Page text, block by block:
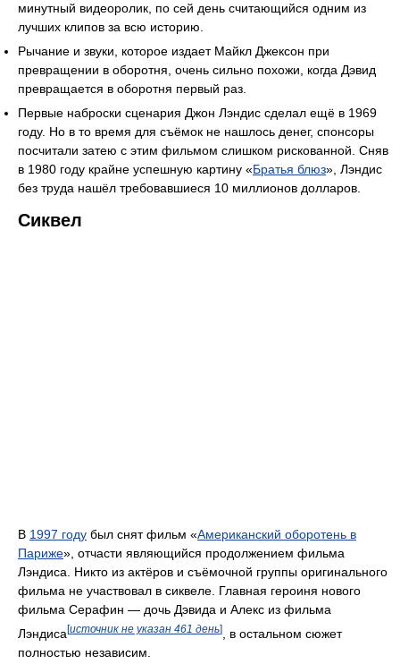
минутный видеоролик, по сей день считающийся одним из
лучших клипов за всю историю.
Рычание и звуки, которое издает Майкл Джексон при
превращении в оборотня, очень сильно похожи, когда Дэвид
превращается в оборотня первый раз.
Первые наброски сценария Джон Лэндис сделал ещё в 1969
году. Но в то время для съёмок не нашлось денег, спонсоры
посчитали затею с этим фильмом слишком рискованной. Сняв
в 1980 году крайне успешную картину «Братья блюз», Лэндис
без труда нашёл требовавшиеся 10 миллионов долларов.
Сиквел
В 1997 году был снят фильм «Американский оборотень в
Париже», отчасти являющийся продолжением фильма
Лэндиса. Никто из актёров и съёмочной группы оригинального
фильма не участвовал в сиквеле. Главная героиня нового
фильма Серафин — дочь Дэвида и Алекс из фильма
Лэндиса[источник не указан 461 день]
, в остальном сюжет
полностью независим.